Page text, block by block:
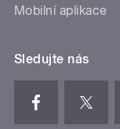
Mobilní aplikace
Sledujte nás